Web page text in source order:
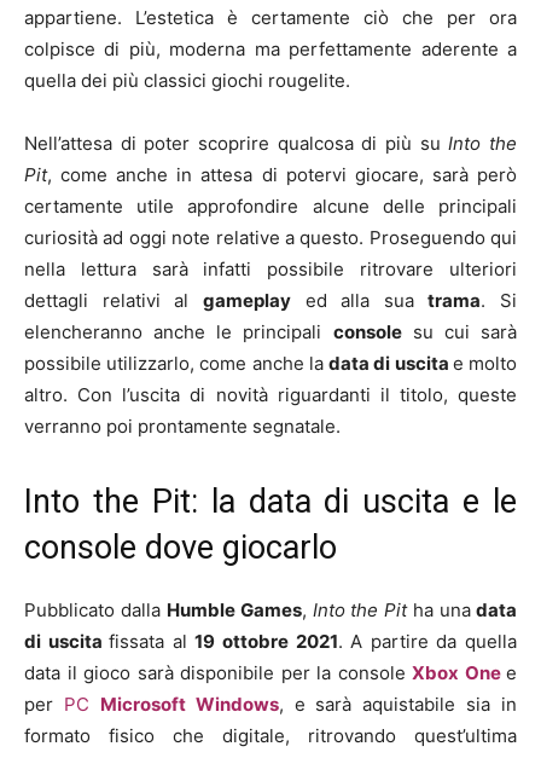
appartiene. L’estetica è certamente ciò che per ora
colpisce di più, moderna ma perfettamente aderente a
quella dei più classici giochi rougelite.
Nell’attesa di poter scoprire qualcosa di più suInto the
Pit, come anche in attesa di potervi giocare, sarà però
certamente utile approfondire alcune delle principali
curiosità ad oggi note relative a questo. Proseguendo qui
nella lettura sarà infatti possibile ritrovare ulteriori
dettagli relativi al gameplayed alla suatrama. Si
elencheranno anche le principali consolesu cui sarà
possibile utilizzarlo, come anche ladata di uscita e molto
altro. Con l’uscita di novità riguardanti il titolo, queste
verranno poi prontamente segnatale.
Into the Pit: la data di uscita e le
console dove giocarlo
Pubblicato dalla Humble Games, Into the Pit ha una data
di uscitafissata al19 ottobre 2021. A partire da quella
data il gioco sarà disponibile per la console Xbox One e
per PC Microsoft Windows, e sarà aquistabile sia in
formato fisico che digitale, ritrovando quest’ultima